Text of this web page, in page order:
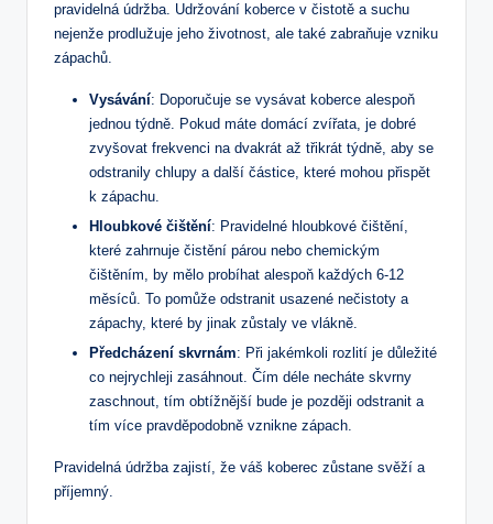
pravidelná údržba. Udržování koberce v čistotě a suchu
nejenže prodlužuje jeho životnost, ale také zabraňuje vzniku
zápachů.
Vysávání: Doporučuje se vysávat koberce alespoň
jednou týdně. Pokud máte domácí zvířata, je dobré
zvyšovat frekvenci na dvakrát až třikrát týdně, aby se
odstranily chlupy a další částice, které mohou přispět
k zápachu.
Hloubkové čištění: Pravidelné hloubkové čištění,
které zahrnuje čistění párou nebo chemickým
čištěním, by mělo probíhat alespoň každých 6-12
měsíců. To pomůže odstranit usazené nečistoty a
zápachy, které by jinak zůstaly ve vlákně.
Předcházení skvrnám: Při jakémkoli rozlití je důležité
co nejrychleji zasáhnout. Čím déle necháte skvrny
zaschnout, tím obtížnější bude je později odstranit a
tím více pravděpodobně vznikne zápach.
Pravidelná údržba zajistí, že váš koberec zůstane svěží a
příjemný.